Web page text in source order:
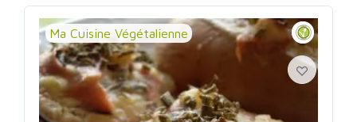
Ma Cuisine Végétalienne